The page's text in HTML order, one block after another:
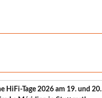
HiFi-Tage 2026 am 19. und 20.